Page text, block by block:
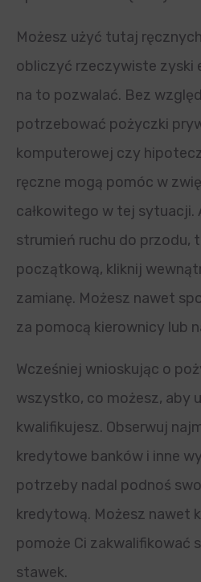
Możesz użyć tutaj
obliczyć rzeczywiste zyski
na to pozwalać. Bez
potrzebować pożyczki
komputerowej czy
ręczne mogą pomóc w
całkowitego w tej sytuacji.
strumień ruchu do przodu,
początkową, kliknij
zamianę. Możesz nawet
za pomocą kierownicy lub
Wcześniej wnioskując o
wszystko, co możesz, aby
kwalifikujesz. Obserwuj
kredytowe banków i inne
potrzeby nadal podnoś
kredytową. Możesz nawet
pomoże Ci zakwalifikować
stawek.